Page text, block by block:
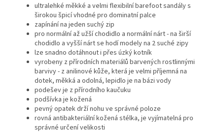
ultralehké měkké a velmi flexibilní barefoot sandály s
širokou špicí vhodné pro dominatní palce
zapínání na jeden suchý zip
pro normální až užší chodidlo a normální nárt - na širší
chodidlo a vyšší nárt se hodí modely na 2 suché zipy
lze snadno dotáhnout i přes úzký kotník
vyrobeny z přírodních materiálů barvených rostlinnými
barvivy - z anilinové kůže, která je velmi příjemná na
dotek, měkká a odolná, lepidlo je na bázi vody
podešev je z přírodního kaučuku
podšívka je kožená
pevný opatek drží nohu ve správné poloze
rovná antibakteriální kožená stélka, je vyjímatelná pro
správné určení velikosti